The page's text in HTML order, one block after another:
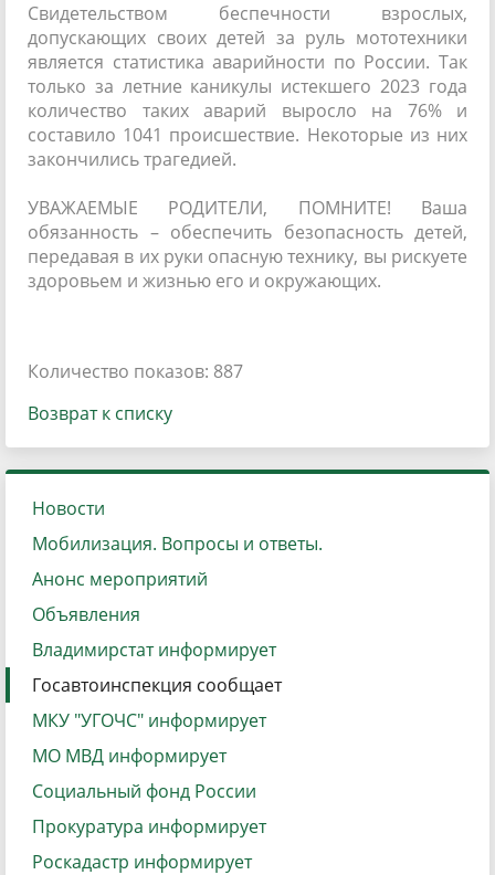
Свидетельством беспечности взрослых,
допускающих своих детей за руль мототехники
является статистика аварийности по России. Так
только за летние каникулы истекшего 2023 года
количество таких аварий выросло на 76% и
составило 1041 происшествие. Некоторые из них
закончились трагедией.
УВАЖАЕМЫЕ РОДИТЕЛИ, ПОМНИТЕ! Ваша
обязанность – обеспечить безопасность детей,
передавая в их руки опасную технику, вы рискуете
здоровьем и жизнью его и окружающих.
Количество показов: 887
Возврат к списку
Новости
Мобилизация. Вопросы и ответы.
Анонс мероприятий
Объявления
Владимирстат информирует
Госавтоинспекция сообщает
МКУ "УГОЧС" информирует
МО МВД информирует
Социальный фонд России
Прокуратура информирует
Роскадастр информирует